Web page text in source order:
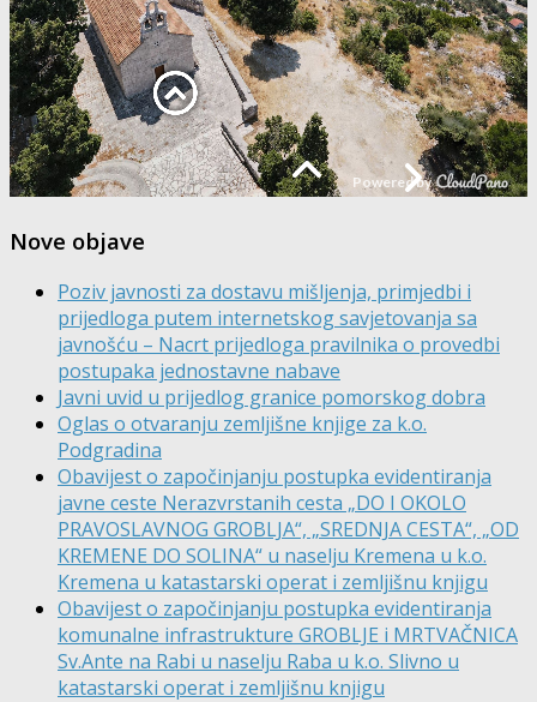
Nove objave
Poziv javnosti za dostavu mišljenja, primjedbi i
prijedloga putem internetskog savjetovanja sa
javnošću – Nacrt prijedloga pravilnika o provedbi
postupaka jednostavne nabave
Javni uvid u prijedlog granice pomorskog dobra
Oglas o otvaranju zemljišne knjige za k.o.
Podgradina
Obavijest o započinjanju postupka evidentiranja
javne ceste Nerazvrstanih cesta „DO I OKOLO
PRAVOSLAVNOG GROBLJA“, „SREDNJA CESTA“, „OD
KREMENE DO SOLINA“ u naselju Kremena u k.o.
Kremena u katastarski operat i zemljišnu knjigu
Obavijest o započinjanju postupka evidentiranja
komunalne infrastrukture GROBLJE i MRTVAČNICA
Sv.Ante na Rabi u naselju Raba u k.o. Slivno u
katastarski operat i zemljišnu knjigu